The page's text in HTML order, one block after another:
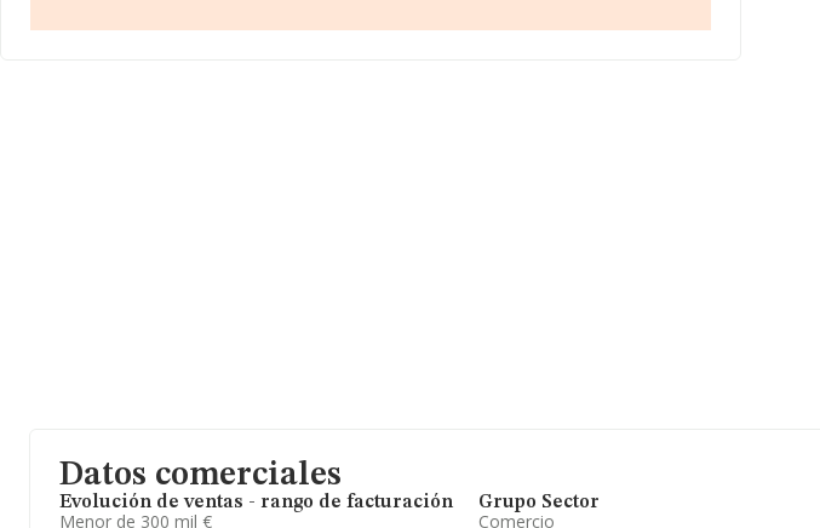
Andalucía.
Datos comerciales
Evolución de ventas - rango de facturación
Menor de 300 mil €
Grupo Sector
Comercio